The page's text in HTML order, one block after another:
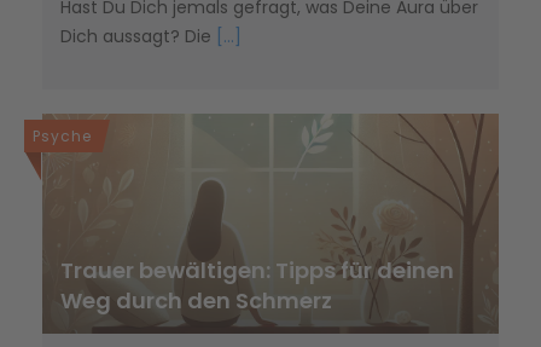
Hast Du Dich jemals gefragt, was Deine Aura über
Dich aussagt? Die [...]
Psyche
Trauer bewältigen: Tipps für deinen
Weg durch den Schmerz